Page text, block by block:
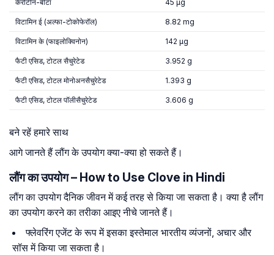
कैरोटीन-बीटा 45 µg
विटामिन ई (अल्फा-टोकोफेरॉल) 8.82 mg
विटामिन के (फाइलोक्विनोन) 142 µg
फैटी एसिड, टोटल सैचुरेटेड 3.952 g
फैटी एसिड, टोटल मोनोअनसैचुरेटेड 1.393 g
फैटी एसिड, टोटल पॉलीसैचुरेटेड 3.606 g
बने रहें हमारे साथ
आगे जानते हैं लौंग के उपयोग क्या-क्या हो सकते हैं।
लौंग का उपयोग – How to Use Clove in Hindi
लौंग का उपयोग दैनिक जीवन में कई तरह से किया जा सकता है। क्या है लौंग
का उपयोग करने का तरीका आइए नीचे जानते हैं।
फ्लेवरिंग एजेंट के रूप में इसका इस्तेमाल भारतीय व्यंजनों, अचार और
सॉस में किया जा सकता है।